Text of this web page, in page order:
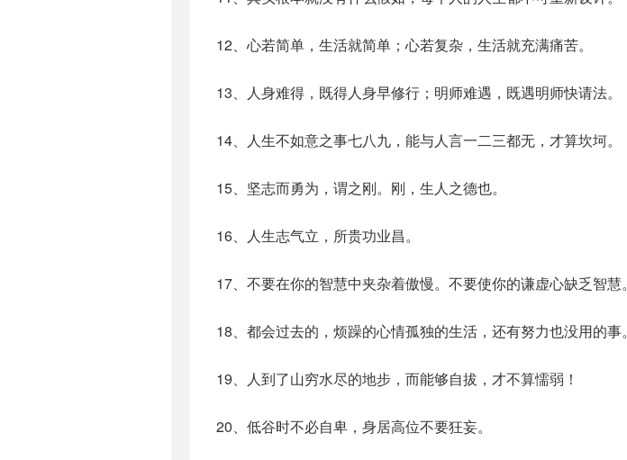
12、心若简单，生活就简单；心若复杂，生活就充满痛苦。
13、人身难得，既得人身早修行；明师难遇，既遇明师快请法。
14、人生不如意之事七八九，能与人言一二三都无，才算坎坷。
15、坚志而勇为，谓之刚。刚，生人之德也。
16、人生志气立，所贵功业昌。
17、不要在你的智慧中夹杂着傲慢。不要使你的谦虚心缺乏智慧。
18、都会过去的，烦躁的心情孤独的生活，还有努力也没用的事。
19、人到了山穷水尽的地步，而能够自拔，才不算懦弱！
20、低谷时不必自卑，身居高位不要狂妄。